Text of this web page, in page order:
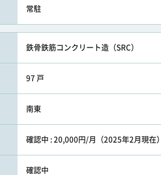
常駐
鉄骨鉄筋コンクリート造（SRC）
97 戸
南東
確認中 : 20,000円/月（2025年2月現在）
確認中